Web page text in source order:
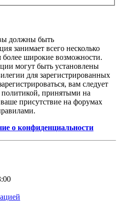
должны быть
занимает всего несколько
более широкие возможности.
могут быть установлены
для зарегистрированных
вам следует
политикой, принятыми на
присутствие на форумах
о конфиденциальности